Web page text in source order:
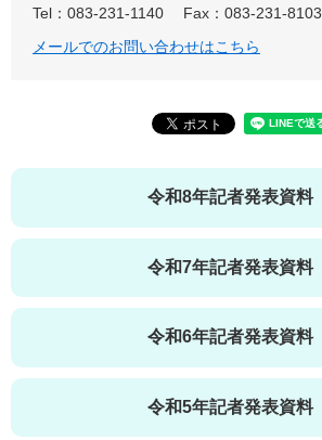
Tel：083-231-1140
Fax：083-231-8103
メールでのお問い合わせはこちら
令和8年記者発表資料
令和7年記者発表資料
令和6年記者発表資料
令和5年記者発表資料